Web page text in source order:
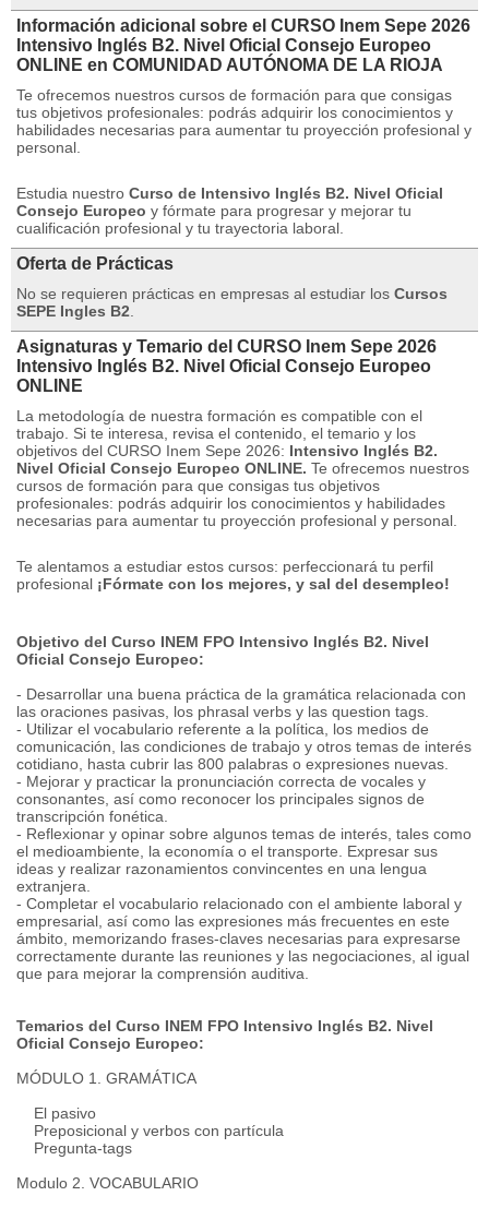
Información adicional sobre el CURSO Inem Sepe 2026
Intensivo Inglés B2. Nivel Oficial Consejo Europeo
ONLINE en COMUNIDAD AUTÓNOMA DE LA RIOJA
Te ofrecemos nuestros cursos de formación para que consigas
tus objetivos profesionales: podrás adquirir los conocimientos y
habilidades necesarias para aumentar tu proyección profesional y
personal.
Estudia nuestro Curso de Intensivo Inglés B2. Nivel Oficial
Consejo Europeo y fórmate para progresar y mejorar tu
cualificación profesional y tu trayectoria laboral.
Oferta de Prácticas
No se requieren prácticas en empresas al estudiar los Cursos
SEPE Ingles B2
Asignaturas y Temario del CURSO Inem Sepe 2026
Intensivo Inglés B2. Nivel Oficial Consejo Europeo
ONLINE
La metodología de nuestra formación es compatible con el
trabajo. Si te interesa, revisa el contenido, el temario y los
objetivos del CURSO Inem Sepe 2026: Intensivo Inglés B2.
Nivel Oficial Consejo Europeo ONLINE. Te ofrecemos nuestros
cursos de formación para que consigas tus objetivos
profesionales: podrás adquirir los conocimientos y habilidades
necesarias para aumentar tu proyección profesional y personal.
Te alentamos a estudiar estos cursos: perfeccionará tu perfil
profesional ¡Fórmate con los mejores, y sal del desempleo!
Objetivo del Curso INEM FPO Intensivo Inglés B2. Nivel
Oficial Consejo Europeo:
- Desarrollar una buena práctica de la gramática relacionada con
las oraciones pasivas, los phrasal verbs y las question tags.
- Utilizar el vocabulario referente a la política, los medios de
comunicación, las condiciones de trabajo y otros temas de interés
cotidiano, hasta cubrir las 800 palabras o expresiones nuevas.
- Mejorar y practicar la pronunciación correcta de vocales y
consonantes, así como reconocer los principales signos de
transcripción fonética.
- Reflexionar y opinar sobre algunos temas de interés, tales como
el medioambiente, la economía o el transporte. Expresar sus
ideas y realizar razonamientos convincentes en una lengua
extranjera.
- Completar el vocabulario relacionado con el ambiente laboral y
empresarial, así como las expresiones más frecuentes en este
ámbito, memorizando frases-claves necesarias para expresarse
correctamente durante las reuniones y las negociaciones, al igual
que para mejorar la comprensión auditiva.
Temarios del Curso INEM FPO Intensivo Inglés B2. Nivel
Oficial Consejo Europeo:
MÓDULO 1. GRAMÁTICA
El pasivo
Preposicional y verbos con partícula
Pregunta-tags
Modulo 2. VOCABULARIO